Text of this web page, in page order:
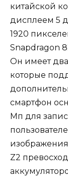
китайской
дисплеем 5
1920
Snapdragon
Он имеет два
которые
смартфон
Мп для
Z2